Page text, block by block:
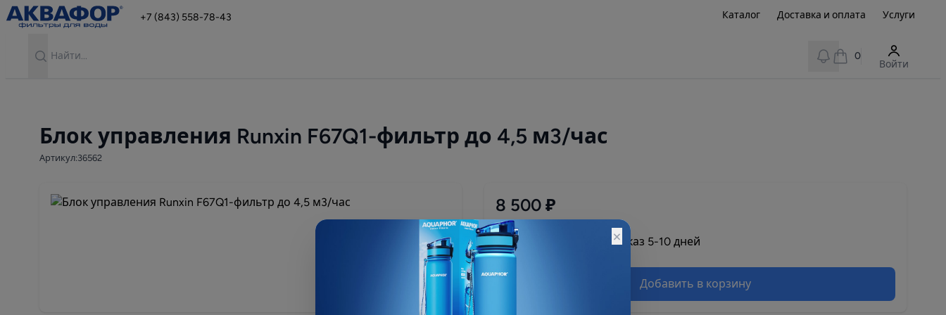
+7 (843) 558-78-43 Каталог Доставка и оплата Услуги
View notifications
0
Войти
Блок управления Runxin F67Q1-фильтр до 4,5 м3/час
Артикул:36562
8 500 ₽
Остатки:
Основной склад: Под заказ 5-10 дней
Добавить в корзину
×